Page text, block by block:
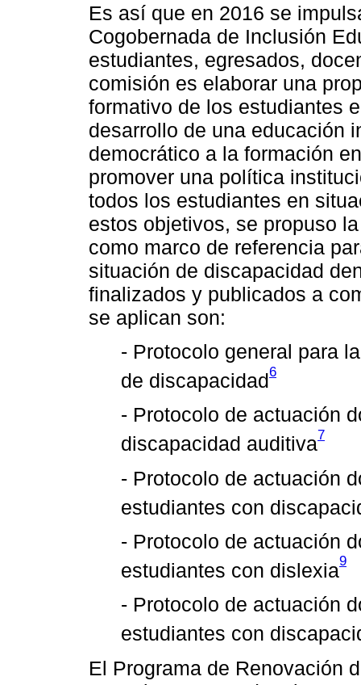
Es así que en 2016 se
Cogobernada de Inclusión
estudiantes, egresados,
comisión es elaborar una
formativo de los estudiantes
desarrollo de una educación
democrático a la formación
promover una política
todos los estudiantes en
estos objetivos, se propuso
como marco de referencia
situación de discapacidad
finalizados y publicados a
se aplican son:
- Protocolo general para
de discapacidad6
- Protocolo de actuación
discapacidad auditiva7
- Protocolo de actuación
estudiantes con
- Protocolo de actuación
estudiantes con dislexia9
- Protocolo de actuación
estudiantes con
El Programa de Renovación